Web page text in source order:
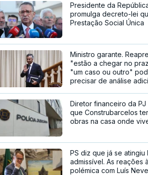
Presidente da
promulga decreto-lei
Prestação Social Única
Ministro garante.
"estão a chegar no
"um caso ou outro"
precisar de análise
Diretor financeiro da PJ
que Construbarcelos
obras na casa onde
PS diz que já se atingiu
admissível. As reações à
polémica com Luís